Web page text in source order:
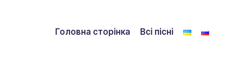
Головна сторінка Всі пісні